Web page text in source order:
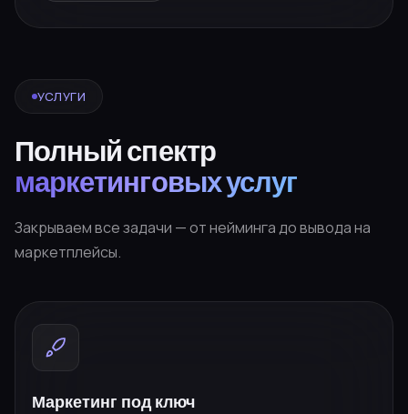
УСЛУГИ
Полный спектр
маркетинговых услуг
Закрываем все задачи — от нейминга до вывода на
маркетплейсы.
Маркетинг под ключ